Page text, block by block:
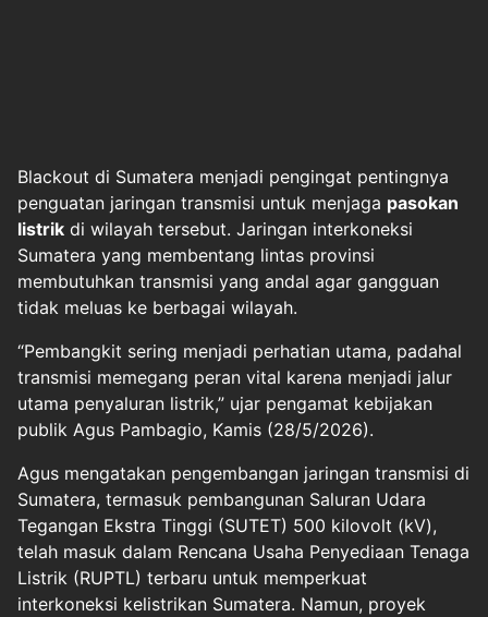
Blackout di Sumatera menjadi pengingat pentingnya
penguatan jaringan transmisi untuk menjaga pasokan
listrik di wilayah tersebut. Jaringan interkoneksi
Sumatera yang membentang lintas provinsi
membutuhkan transmisi yang andal agar gangguan
tidak meluas ke berbagai wilayah.
“Pembangkit sering menjadi perhatian utama, padahal
transmisi memegang peran vital karena menjadi jalur
utama penyaluran listrik,” ujar pengamat kebijakan
publik Agus Pambagio, Kamis (28/5/2026).
Agus mengatakan pengembangan jaringan transmisi di
Sumatera, termasuk pembangunan Saluran Udara
Tegangan Ekstra Tinggi (SUTET) 500 kilovolt (kV),
telah masuk dalam Rencana Usaha Penyediaan Tenaga
Listrik (RUPTL) terbaru untuk memperkuat
interkoneksi kelistrikan Sumatera. Namun, proyek